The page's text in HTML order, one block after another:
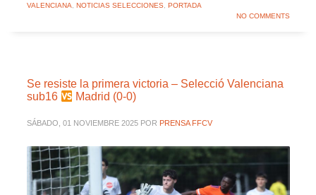
VALENCIANA
NOTICIAS SELECCIONES, PORTADA
NO COMMENTS
Se resiste la primera victoria – Selecció Valenciana
sub16
Madrid (0-0)
SÁBADO, 01 NOVIEMBRE 2025 POR PRENSA FFCV